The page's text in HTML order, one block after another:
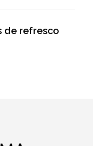
de refresco